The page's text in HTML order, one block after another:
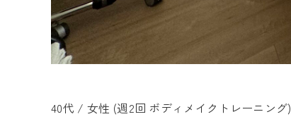
40代 / 女性 (週2回 ボディメイクトレーニング)